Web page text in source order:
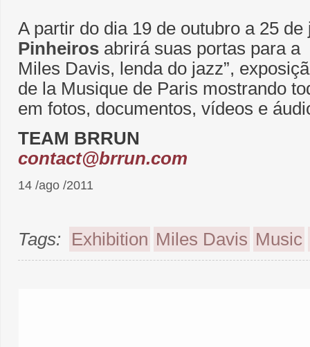
A partir do dia 19 de outubro a 25
Pinheiros abrirá suas portas para a
Miles Davis, lenda do jazz”,
de la Musique de Paris mostrando
em fotos, documentos, vídeos e
TEAM BRRUN
contact@brrun.com
14 /ago /2011
Tags: Exhibition Miles Davis Music